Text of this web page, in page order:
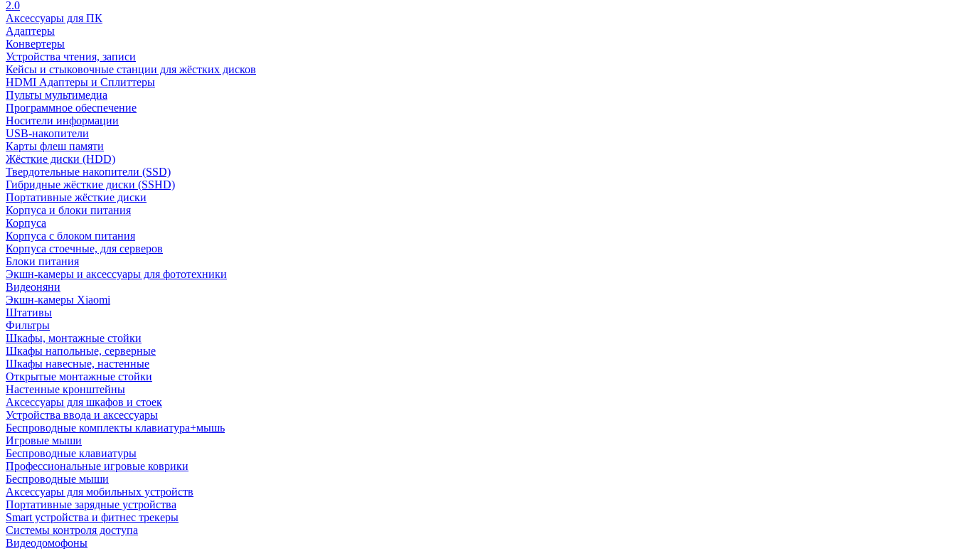
2.0
Аксессуары для ПК
Адаптеры
Конвертеры
Устройства чтения, записи
Кейсы и стыковочные станции для жёстких дисков
HDMI Адаптеры и Сплиттеры
Пульты мультимедиа
Программное обеспечение
Носители информации
USB-накопители
Карты флеш памяти
Жёсткие диски (HDD)
Твердотельные накопители (SSD)
Гибридные жёсткие диски (SSHD)
Портативные жёсткие диски
Корпуса и блоки питания
Корпуса
Корпуса с блоком питания
Корпуса стоечные, для серверов
Блоки питания
Экшн-камеры и аксессуары для фототехники
Видеоняни
Экшн-камеры Xiaomi
Штативы
Фильтры
Шкафы, монтажные стойки
Шкафы напольные, серверные
Шкафы навесные, настенные
Открытые монтажные стойки
Настенные кронштейны
Аксессуары для шкафов и стоек
Устройства ввода и аксессуары
Беспроводные комплекты клавиатура+мышь
Игровые мыши
Беспроводные клавиатуры
Профессиональные игровые коврики
Беспроводные мыши
Аксессуары для мобильных устройств
Портативные зарядные устройства
Smart устройства и фитнес трекеры
Системы контроля доступа
Видеодомофоны